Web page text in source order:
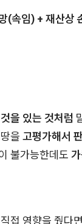
(속임) + 재산상
을 있는 것처럼
을 고평가해서
불가능한데도
접 영향을 줬다면